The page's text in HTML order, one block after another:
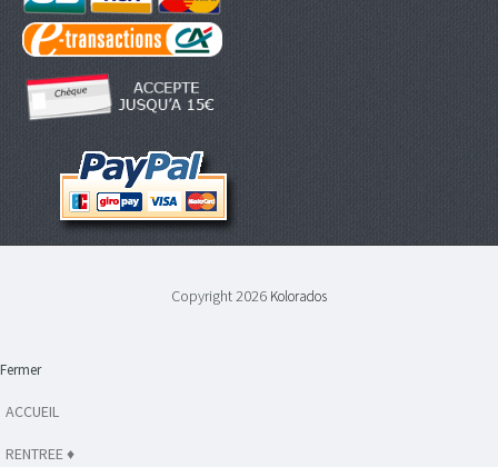
Copyright 2026 Kolorados
Fermer
ACCUEIL
RENTREE ♦